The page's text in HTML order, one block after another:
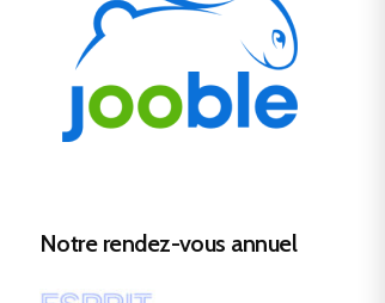
Notre rendez-vous annuel